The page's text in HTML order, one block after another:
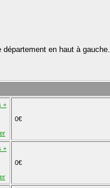
en haut à gauche.
+
0€
+
0€